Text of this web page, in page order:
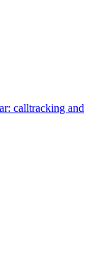
calltracking and